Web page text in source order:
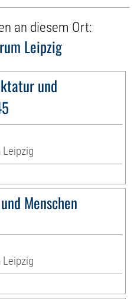
an diesem Ort:
Leipzig
und
Menschen